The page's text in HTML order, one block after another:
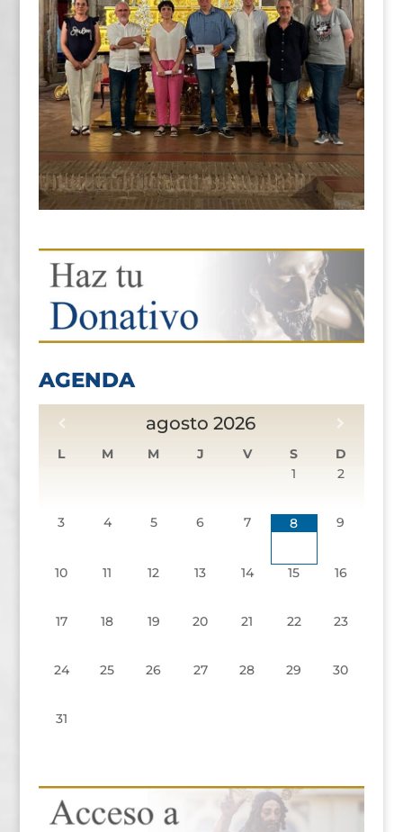
AGENDA
agosto 2026
L M M J V S
D
1
2
3 4 5 6 7 8 9
10 11 12 13 14 15 16
17 18 19 20 21 22 23
24 25 26 27 28 29 30
31